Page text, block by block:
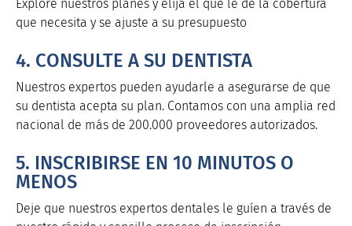
Explore nuestros planes y elija el que le dé la cobertura
que necesita y se ajuste a su presupuesto
4. CONSULTE A SU DENTISTA
Nuestros expertos pueden ayudarle a asegurarse de que
su dentista acepta su plan. Contamos con una amplia red
nacional de más de 200.000 proveedores autorizados.
5. INSCRIBIRSE EN 10 MINUTOS O
MENOS
Deje que nuestros expertos dentales le guíen a través de